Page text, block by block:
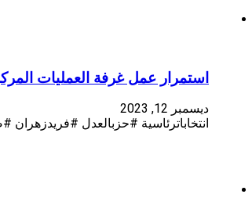
استمرار عمل غرفة العمليات
ديسمبر 12, 2023
انتخاباترئاسية #حزبالعدل #فريدزهران